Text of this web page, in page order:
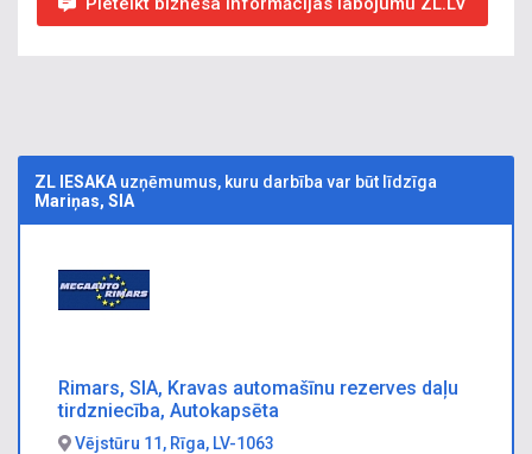
ZL IESAKA uzņēmumus, kuru darbība var būt līdzīga
Mariņas, SIA
Rimars, SIA, Kravas automašīnu rezerves daļu
tirdzniecība, Autokapsēta
Vējstūru 11, Rīga, LV-1063